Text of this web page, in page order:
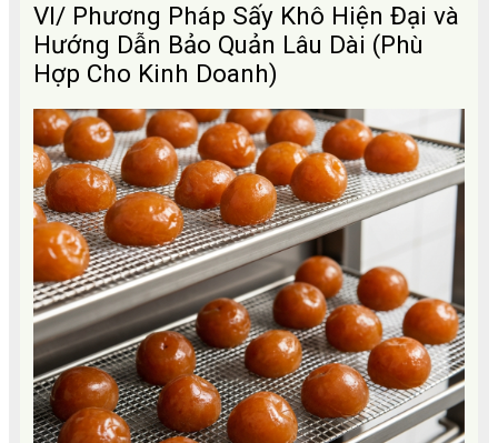
VI/ Phương Pháp Sấy Khô Hiện Đại và
Hướng Dẫn Bảo Quản Lâu Dài (Phù
Hợp Cho Kinh Doanh)